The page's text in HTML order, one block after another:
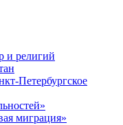
и религий
Петербургское
миграция»